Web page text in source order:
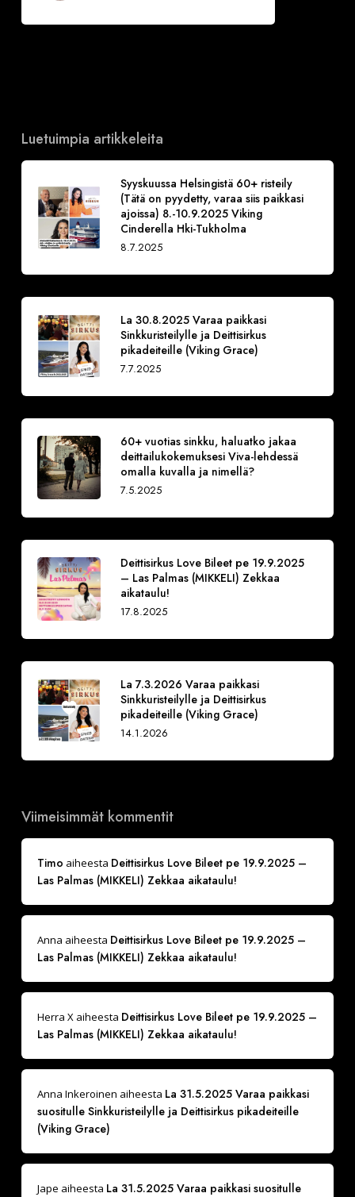
Luetuimpia artikkeleita
Syyskuussa Helsingistä 60+ risteily
(Tätä on pyydetty, varaa siis paikkasi
ajoissa) 8.-10.9.2025 Viking
Cinderella Hki-Tukholma
8.7.2025
La 30.8.2025 Varaa paikkasi
Sinkkuristeilylle ja Deittisirkus
pikadeiteille (Viking Grace)
7.7.2025
60+ vuotias sinkku, haluatko jakaa
deittailukokemuksesi Viva-lehdessä
omalla kuvalla ja nimellä?
7.5.2025
Deittisirkus Love Bileet pe 19.9.2025
– Las Palmas (MIKKELI) Zekkaa
aikataulu!
17.8.2025
La 7.3.2026 Varaa paikkasi
Sinkkuristeilylle ja Deittisirkus
pikadeiteille (Viking Grace)
14.1.2026
Viimeisimmät kommentit
Timo aiheesta Deittisirkus Love Bileet pe 19.9.2025 –
Las Palmas (MIKKELI) Zekkaa aikataulu!
Anna aiheesta Deittisirkus Love Bileet pe 19.9.2025 –
Las Palmas (MIKKELI) Zekkaa aikataulu!
Herra Xaiheesta Deittisirkus Love Bileet pe 19.9.2025 –
Las Palmas (MIKKELI) Zekkaa aikataulu!
Anna Inkeroinen aiheesta La 31.5.2025 Varaa paikkasi
suositulle Sinkkuristeilylle ja Deittisirkus pikadeiteille
(Viking Grace)
Jape aiheesta La 31.5.2025 Varaa paikkasi suositulle